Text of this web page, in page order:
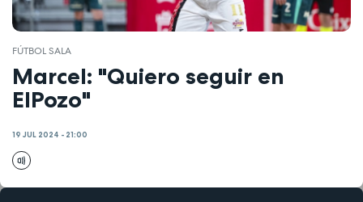
FÚTBOL SALA
Marcel: "Quiero seguir en
ElPozo"
19 JUL 2024 - 21:00